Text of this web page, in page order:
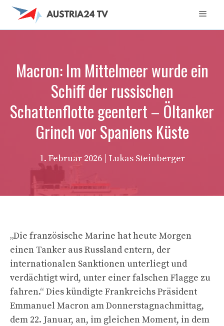
Zum
Inhalt
Macron: Im Mittelmeer wurde ein
Schiff der russischen
Schattenflotte geentert – Öltanker
Grinch vor Spaniens Küste
1. Februar 2026 | Lukas Steinberger
„Die französische Marine hat heute Morgen
einen Tanker aus Russland entern, der
internationalen Sanktionen unterliegt und
verdächtigt wird, unter einer falschen Flagge zu
fahren.“ Dies kündigte Frankreichs Präsident
Emmanuel Macron am Donnerstagnachmittag,
dem 22. Januar, an, im gleichen Moment, in dem